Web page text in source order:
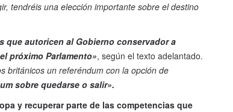
tendréis una elección importante sobre el destino
que autoricen al Gobierno conservador a
próximo Parlamento», según el texto adelantado.
británicos un referéndum con la opción de
sobre quedarse o salir».
y recuperar parte de las competencias que